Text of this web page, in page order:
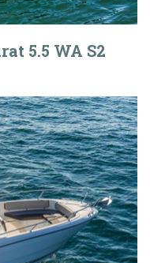
5.5 WA S2